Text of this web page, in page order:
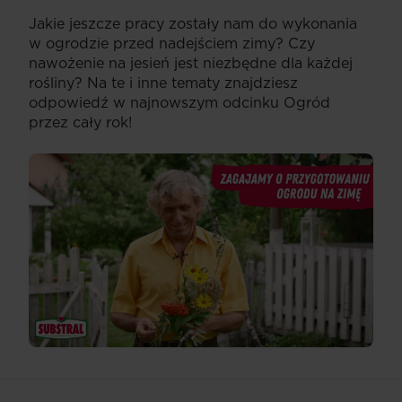
Jakie jeszcze pracy zostały nam do wykonania
w ogrodzie przed nadejściem zimy? Czy
nawożenie na jesień jest niezbędne dla każdej
rośliny? Na te i inne tematy znajdziesz
odpowiedź w najnowszym odcinku Ogród
przez cały rok!